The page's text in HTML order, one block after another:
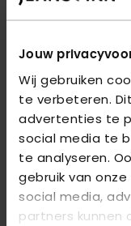
Jouw
Wij gebruiken
te verbeteren.
advertenties te
social media te
te analyseren.
gebruik van
social media,
partners kunnen
Shop hier de
2 €85